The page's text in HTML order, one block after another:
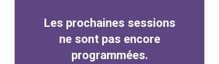
Les prochaines sessions
ne sont pas encore
programmées.